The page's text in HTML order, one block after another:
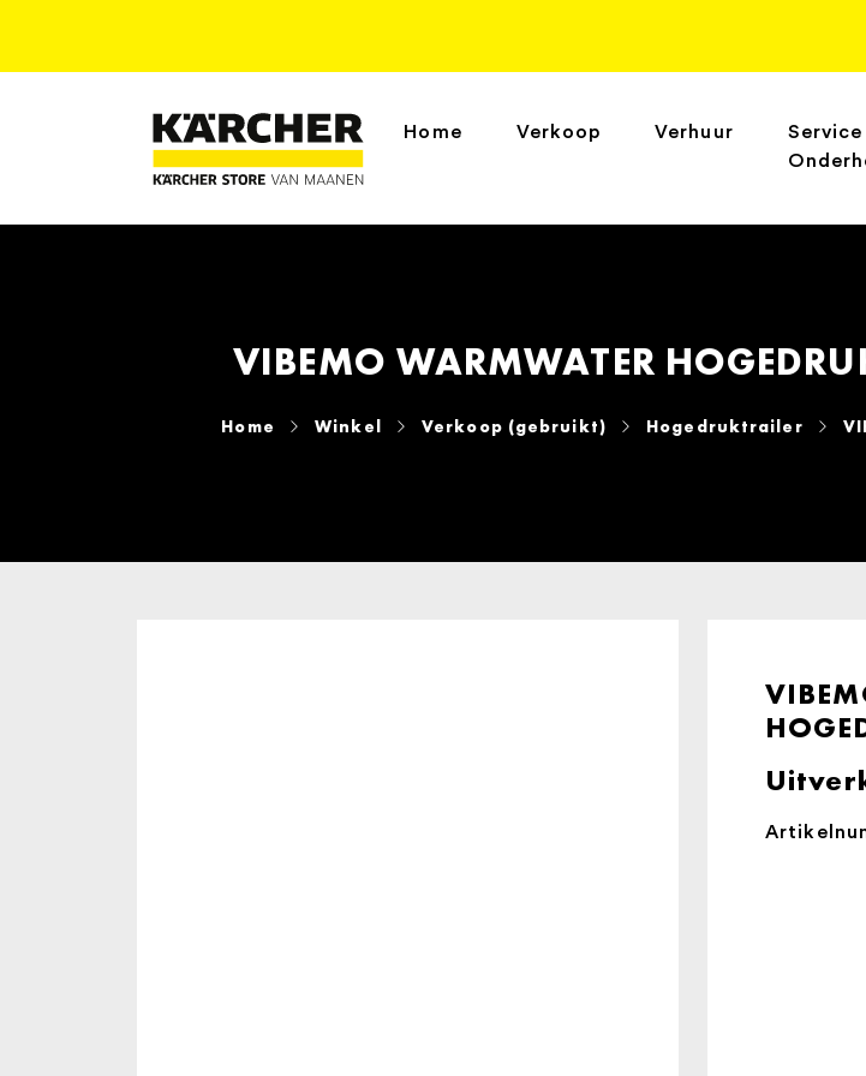
Home Verkoop Verhuur
Service
VIBEMO WARMWATER
Home Winkel Verkoop (gebruikt) Hogedruktrailer